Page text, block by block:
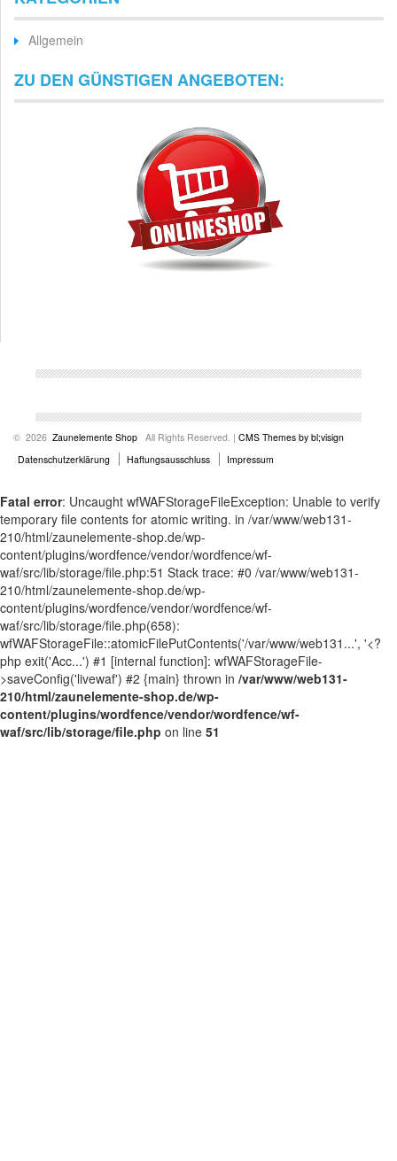
Allgemein
ZU DEN GÜNSTIGEN ANGEBOTEN:
© 2026 Zaunelemente Shop All Rights Reserved. | CMS Themes by bl;visign
Datenschutzerklärung
Haftungsausschluss Impressum
Fatal error: Uncaught wfWAFStorageFileException: Unable to verify
temporary file contents for atomic writing. in /var/www/web131-
210/html/zaunelemente-shop.de/wp-
content/plugins/wordfence/vendor/wordfence/wf-
waf/src/lib/storage/file.php:51 Stack trace: #0 /var/www/web131-
210/html/zaunelemente-shop.de/wp-
content/plugins/wordfence/vendor/wordfence/wf-
waf/src/lib/storage/file.php(658):
wfWAFStorageFile::atomicFilePutContents('/var/www/web131...', '<?
php exit('Acc...') #1 [internal function]: wfWAFStorageFile-
>saveConfig('livewaf') #2 {main} thrown in /var/www/web131-
210/html/zaunelemente-shop.de/wp-
content/plugins/wordfence/vendor/wordfence/wf-
waf/src/lib/storage/file.php on line 51